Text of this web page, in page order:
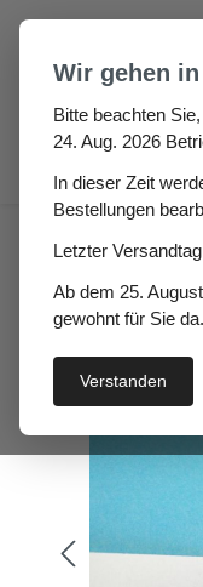
Zum Hauptinhalt
Höhe:
Wir gehen
Bitte beachten
24. Aug. 2026
In dieser Zeit
Bestellungen
Letzter
Ab dem 25.
gewohnt für Sie da.
Verstanden